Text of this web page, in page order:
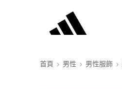
首頁 男性 男性服飾